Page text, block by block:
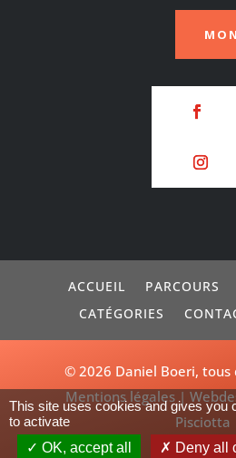
ACCUEIL PARCOURS
CATÉGORIES
© 2026 Daniel Boeri, tous
Mentions légales |
Pisciotta
This site uses cookies and gives you
to activate
OK, accept all
Deny all